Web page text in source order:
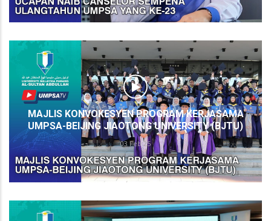
MAJLIS KONVOKESYEN PROGRAM KERJASAMA
UMPSA-BEIJING JIAOTONG UNIVERSITY (BJTU)
03 Feb 25